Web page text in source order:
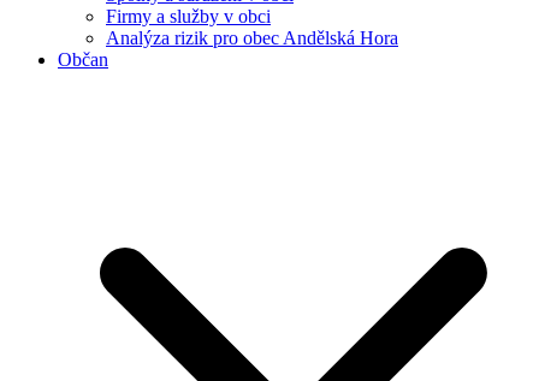
Firmy a služby v obci
Analýza rizik pro obec Andělská Hora
Občan